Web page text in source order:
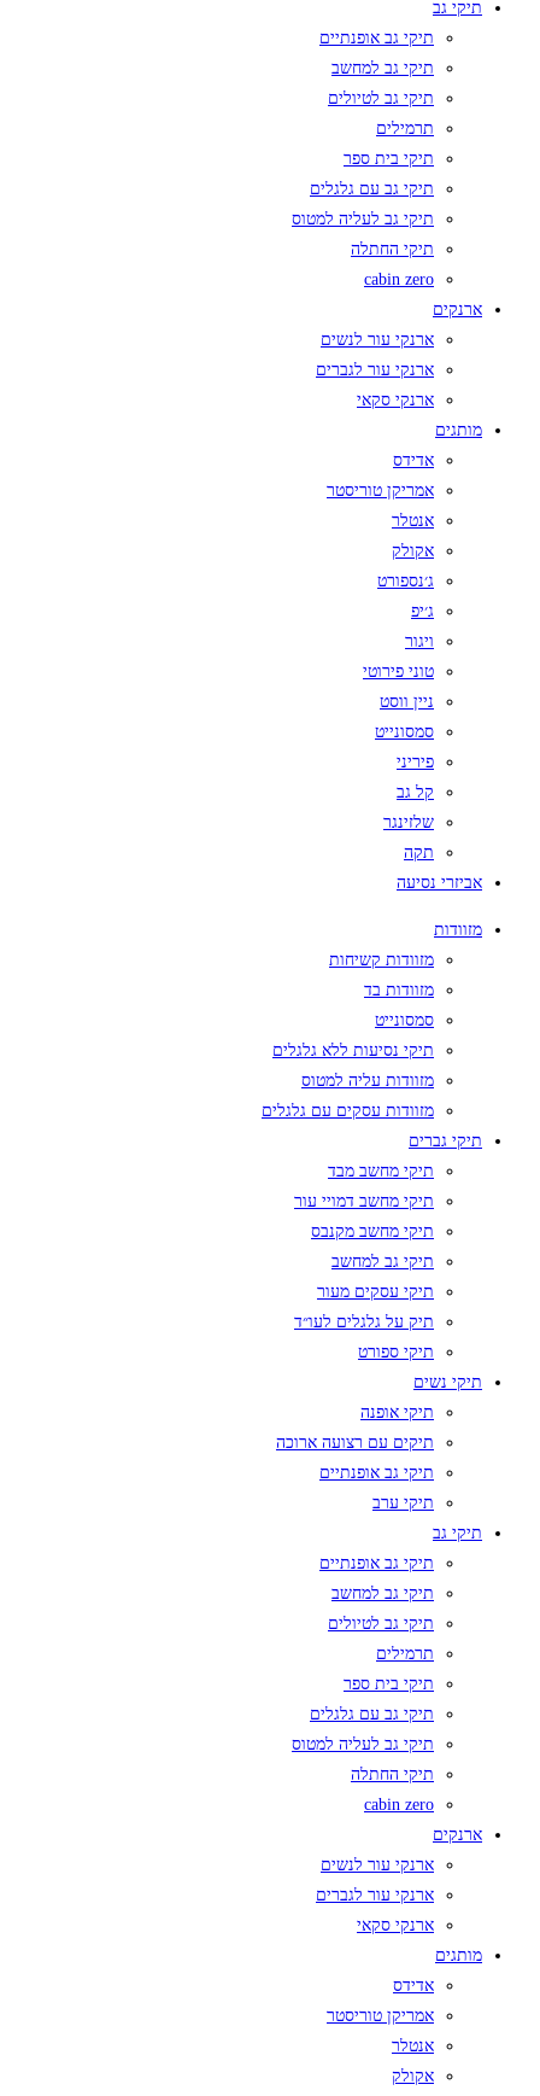
תיקי גב
תיקי גב אופנתיים
תיקי גב למחשב
תיקי גב לטיולים
תרמילים
תיקי בית ספר
תיקי גב עם גלגלים
תיקי גב לעליה למטוס
תיקי החתלה
cabin zero
ארנקים
ארנקי עור לנשים
ארנקי עור לגברים
ארנקי סקאי
מותגים
אדידס
אמריקן טוריסטר
אנטלר
אקולק
ג׳נספורט
ג׳יפ
ויגור
טוני פירוטי
ניין ווסט
סמסונייט
פיריני
קל גב
שלזינגר
תקה
אביזרי נסיעה
מזוודות
מזוודות קשיחות
מזוודות בד
סמסונייט
תיקי נסיעות ללא גלגלים
מזוודות עליה למטוס
מזוודות עסקים עם גלגלים
תיקי גברים
תיקי מחשב מבד
תיקי מחשב דמויי עור
תיקי מחשב מקנבס
תיקי גב למחשב
תיקי עסקים מעור
תיק על גלגלים לעו״ד
תיקי ספורט
תיקי נשים
תיקי אופנה
תיקים עם רצועה ארוכה
תיקי גב אופנתיים
תיקי ערב
תיקי גב
תיקי גב אופנתיים
תיקי גב למחשב
תיקי גב לטיולים
תרמילים
תיקי בית ספר
תיקי גב עם גלגלים
תיקי גב לעליה למטוס
תיקי החתלה
cabin zero
ארנקים
ארנקי עור לנשים
ארנקי עור לגברים
ארנקי סקאי
מותגים
אדידס
אמריקן טוריסטר
אנטלר
אקולק